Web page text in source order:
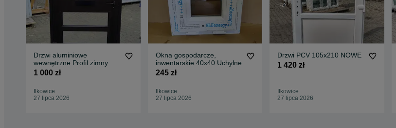
Drzwi aluminiowe
wewnętrzne Profil zimny
1 000 zł
Ilkowice
27 lipca 2026
Okna gospodarcze,
inwentarskie 40x40 Uchylne
245 zł
Ilkowice
27 lipca 2026
Drzwi PCV 105x210 NOWE
1 420 zł
Ilkowice
27 lipca 2026